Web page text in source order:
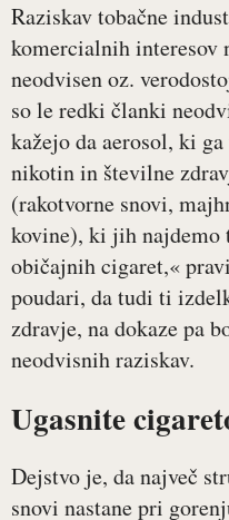
Raziskav tobačne
komercialnih interesov
neodvisen oz.
so le redki članki
kažejo da aerosol, ki
nikotin in številne
(rakotvorne snovi,
kovine), ki jih najdemo
običajnih cigaret,«
poudari, da tudi ti
zdravje, na dokaze pa
neodvisnih raziskav.
Ugasnite
Dejstvo je, da največ
snovi nastane pri